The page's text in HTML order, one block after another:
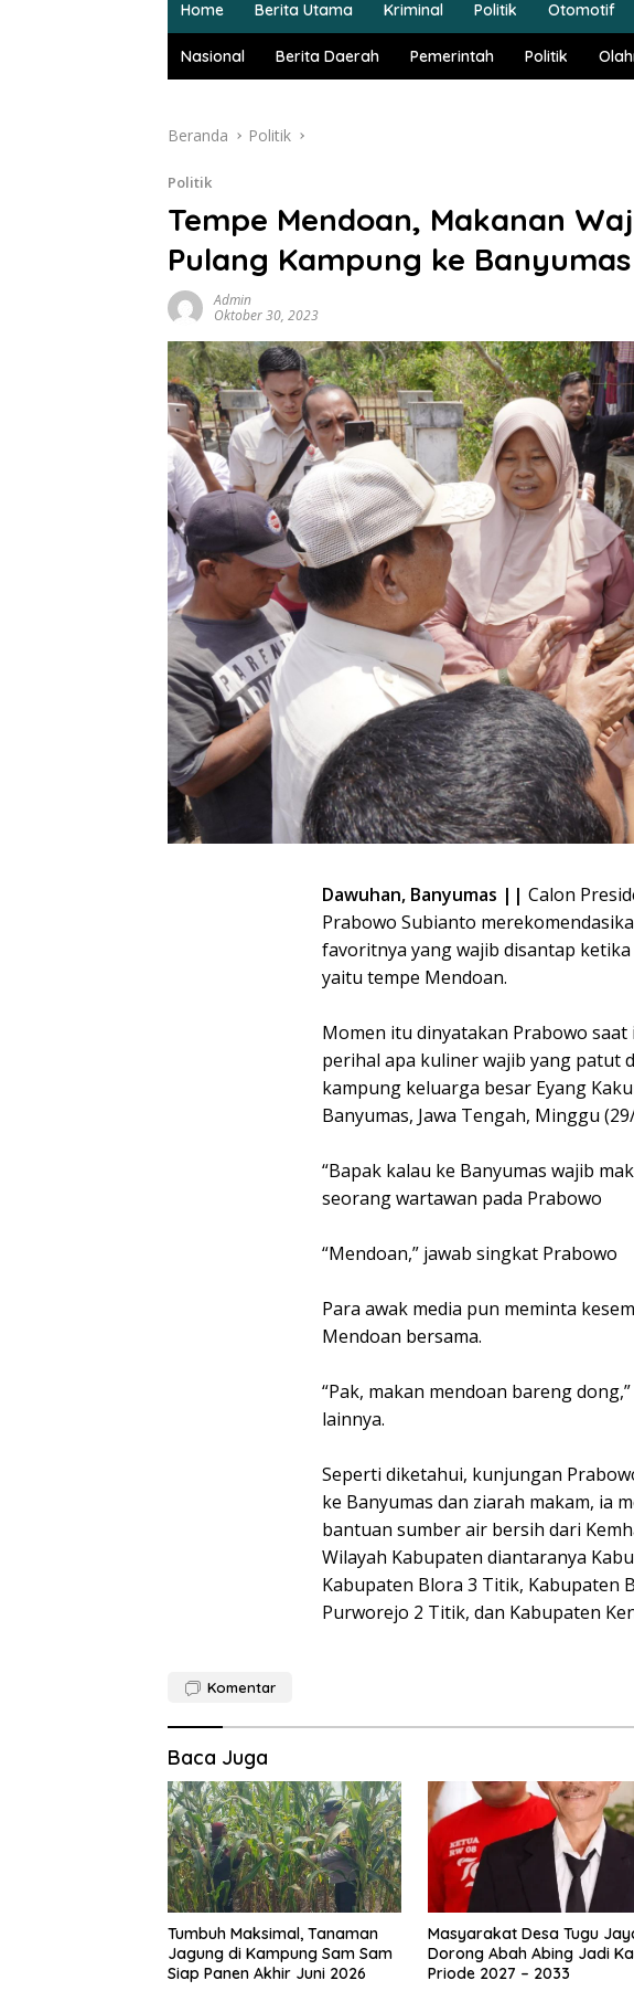
Home Berita Utama Kriminal Politik Otomotif
Nasional Berita Daerah Pemerintah Politik
Beranda Politik
Politik
Tempe Mendoan, Makanan
Pulang Kampung ke Banyumas
Admin
Oktober 30, 2023
Dawuhan, Banyumas || Calon
Prabowo Subianto
favoritnya yang wajib disantap
yaitu tempe Mendoan.
Momen itu dinyatakan Prabowo
perihal apa kuliner wajib yang patut
kampung keluarga besar Eyang
Banyumas, Jawa Tengah, Minggu
“Bapak kalau ke Banyumas wajib
seorang wartawan pada Prabowo
“Mendoan,” jawab singkat Prabowo
Para awak media pun meminta
Mendoan bersama.
“Pak, makan mendoan bareng
lainnya.
Seperti diketahui, kunjungan
ke Banyumas dan ziarah makam, ia
bantuan sumber air bersih dari
Wilayah Kabupaten diantaranya
Kabupaten Blora 3 Titik, Kabupaten
Purworejo 2 Titik, dan Kabupaten
Komentar
Baca Juga
Tumbuh Maksimal, Tanaman
Jagung di Kampung Sam Sam
Siap Panen Akhir Juni 2026
Masyarakat Desa Tugu
Dorong Abah Abing Jadi
Priode 2027 – 2033